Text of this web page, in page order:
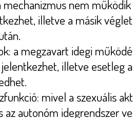
mechanizmus nem
illetve a másik
a megzavart idegi
illetve esetleg
mivel a szexuális
az autonóm idegrendszer